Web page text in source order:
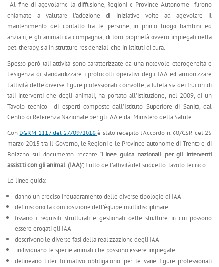
Al fine di agevolarne la diffusione, Regioni e Province Autonome furono
chiamate a valutare l’adozione di iniziative volte ad agevolare il
mantenimento del contatto tra le persone, in primo luogo bambini ed
anziani, e gli animali da compagnia, di loro proprietà ovvero impiegati nella
pet-therapy, sia in strutture residenziali che in istituti di cura.
Spesso però tali attività sono caratterizzate da una notevole eterogeneità e
l’esigenza di standardizzare i protocolli operativi degli IAA ed armonizzare
l’attività delle diverse figure professionali coinvolte, a tutela sia dei fruitori di
tali interventi che degli animali, ha portato all’istituzione, nel 2009, di un
Tavolo tecnico di esperti composto dall’Istituto Superiore di Sanità, dal
Centro di Referenza Nazionale per gli IAA e dal Ministero della Salute.
Con DGRM 1117 del 27/09/2016è stato recepito l’Accordo n. 60/CSR del 25
marzo 2015 tra il Governo, le Regioni e le Province autonome di Trento e di
Bolzano sul documento recante “Linee guida nazionali per gli interventi
assistiti con gli animali (IAA)”, frutto dell’attività del suddetto Tavolo tecnico.
Le linee guida:
danno un preciso inquadramento delle diverse tipologie di IAA
definiscono la composizione dell’équipe multidisciplinare
fissano i requisiti strutturali e gestionali delle strutture in cui possono
essere erogati gli IAA
descrivono le diverse fasi della realizzazione degli IAA
individuano le specie animali che possono essere impiegate
delineano l’iter formativo obbligatorio per le varie figure professionali